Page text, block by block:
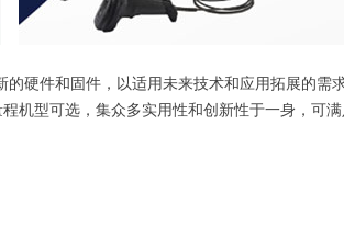
硬件和固件，以适用未来技术和应用拓展的需求
机型可选，集众多实用性和创新性于一身，可